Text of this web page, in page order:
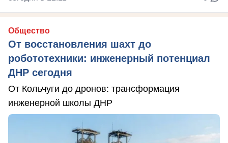
Общество
От восстановления шахт до
робототехники: инженерный потенциал
ДНР сегодня
От Кольчуги до дронов: трансформация
инженерной школы ДНР